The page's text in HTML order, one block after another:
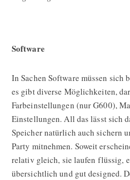
Software
In Sachen Software müssen sich
es gibt diverse Möglichkeiten,
Farbeinstellungen (nur G600),
Einstellungen. All das lässt sich
Speicher natürlich auch sichern
Party mitnehmen. Soweit
relativ gleich, sie laufen flüssig,
übersichtlich und gut designed.